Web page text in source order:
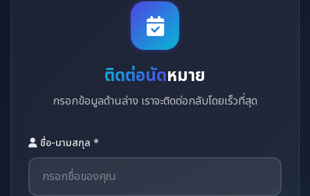
ติดต่อนัดหมาย
กรอกข้อมูลด้านล่าง เราจะติดต่อกลับโดยเร็วที่สุด
ชื่อ-นามสกุล *